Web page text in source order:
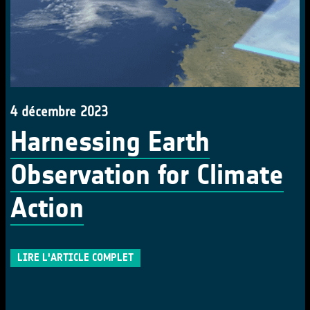
4 décembre 2023
Harnessing Earth
Observation for Climate
Action
LIRE L'ARTICLE COMPLET